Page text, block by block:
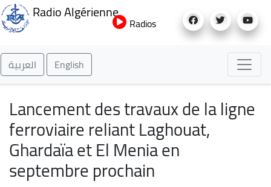
au
Radio Algérienne
Radios
العربية English
Lancement des travaux de la ligne
ferroviaire reliant Laghouat,
Ghardaïa et El Menia en
septembre prochain